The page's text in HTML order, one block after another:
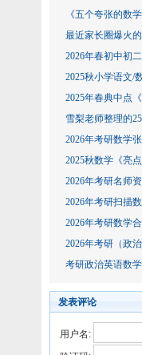
《五个夸张的数
最近家长圈爆火
2026年春初中初
2025秋小学语文/
2025年春典中点
雪梨老师整理的
2026年考研数学
2025秋数学《亮
2026年考研名师
2026年考研扫描
2026年考研数学
2026年考研（政
考研政治英语数
发表评论
用户名: